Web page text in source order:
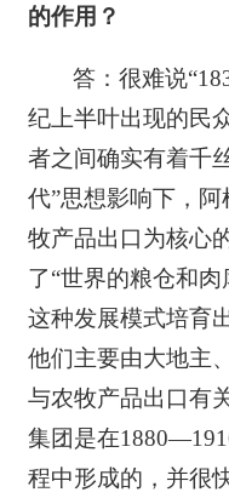
的作用？
答：很难说
纪上半叶出现的民
者之间确实有着千
代”思想影响下，
牧产品出口为核心
了“世界的粮仓和肉
这种发展模式培育
他们主要由大地主
与农牧产品出口有
集团是在
程中形成的，并很